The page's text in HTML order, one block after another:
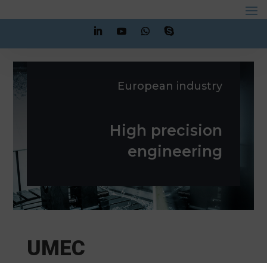
European industry
High precision
engineering
UMEC